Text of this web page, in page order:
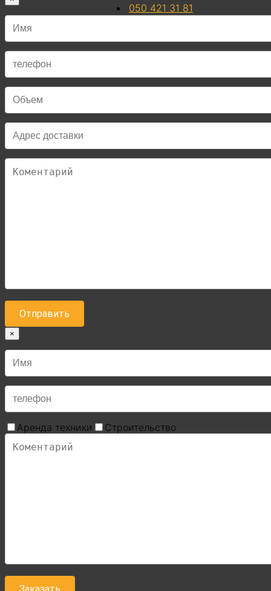
050 421 31 81
×
Аренда техники Строительство